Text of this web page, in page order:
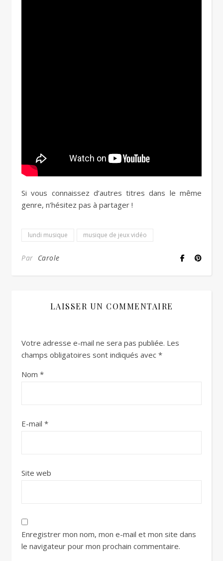
Si vous connaissez d’autres titres dans le même
genre, n’hésitez pas à partager !
lundi musique musique de jeux vidéo
Par Carole
LAISSER UN COMMENTAIRE
Votre adresse e-mail ne sera pas publiée. Les
champs obligatoires sont indiqués avec *
Nom *
E-mail *
Site web
Enregistrer mon nom, mon e-mail et mon site dans
le navigateur pour mon prochain commentaire.